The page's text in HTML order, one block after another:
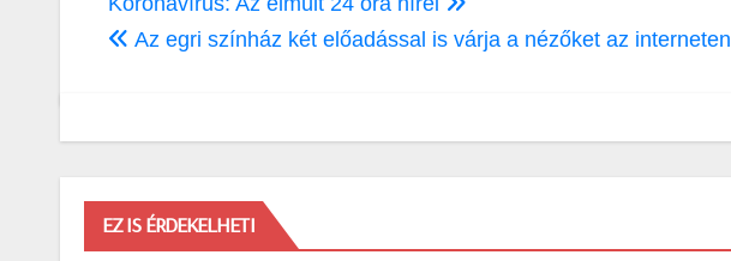
navigáció
Az egri színház két előadással is várja a nézőket az interneten
EZ IS ÉRDEKELHETI